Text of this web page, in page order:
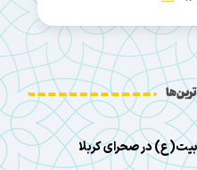
در صحرای کربلا